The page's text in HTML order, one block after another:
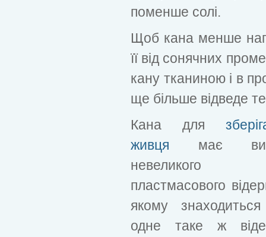
поменше солі.
Щоб кана менше
її від сонячних
кану тканиною і в
ще більше відведе
Кана для
живця має
невеликого
пластмасового
якому
одне таке ж